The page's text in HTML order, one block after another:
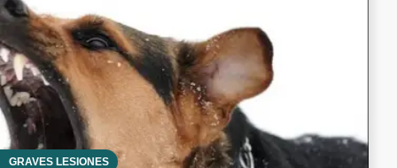
GRAVES LESIONES